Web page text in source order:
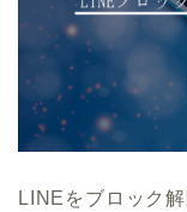
LINEをブロック